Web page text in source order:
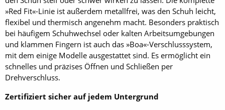
»Red Fit«-Linie ist außerdem metallfrei, was den Schuh leicht,
flexibel und thermisch angenehm macht. Besonders praktisch
bei häufigem Schuhwechsel oder kalten Arbeitsumgebungen
und klammen Fingern ist auch das »Boa«-Verschlusssystem,
mit dem einige Modelle ausgestattet sind. Es ermöglicht ein
schnelles und präzises Öffnen und Schließen per
Drehverschluss.
Zertifiziert sicher auf jedem Untergrund